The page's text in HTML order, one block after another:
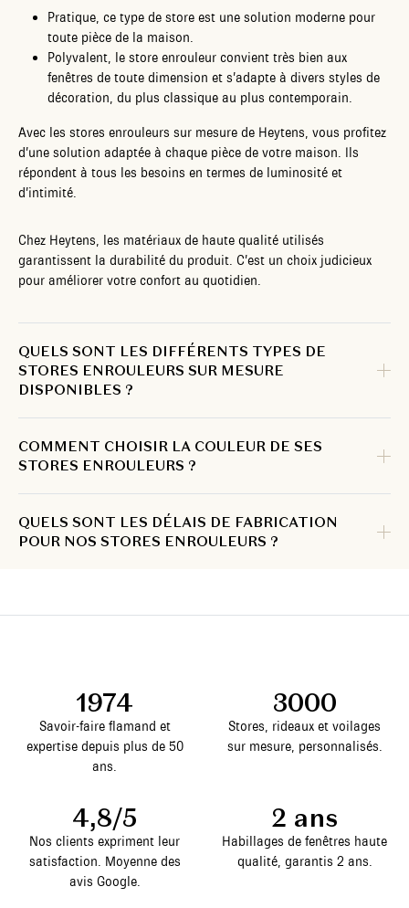
Pratique, ce type de store est une solution moderne pour
toute pièce de la maison.
Polyvalent, le store enrouleur convient très bien aux
fenêtres de toute dimension et s’adapte à divers styles de
décoration, du plus classique au plus contemporain.
Avec les stores enrouleurs sur mesure de Heytens, vous profitez
d’une solution adaptée à chaque pièce de votre maison. Ils
répondent à tous les besoins en termes de luminosité et
d’intimité.
Chez Heytens, les matériaux de haute qualité utilisés
garantissent la durabilité du produit. C’est un choix judicieux
pour améliorer votre confort au quotidien.
QUELS SONT LES DIFFÉRENTS TYPES DE
STORES ENROULEURS SUR MESURE
DISPONIBLES ?
COMMENT CHOISIR LA COULEUR DE SES
STORES ENROULEURS ?
QUELS SONT LES DÉLAIS DE FABRICATION
POUR NOS STORES ENROULEURS ?
1974
Savoir-faire flamand et
expertise depuis plus de 50
ans.
3000
Stores, rideaux et voilages
sur mesure, personnalisés.
4,8/5
Nos clients expriment leur
satisfaction. Moyenne des
avis Google.
2 ans
Habillages de fenêtres haute
qualité, garantis 2 ans.